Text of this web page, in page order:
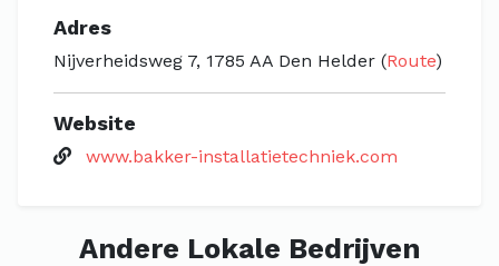
Adres
Nijverheidsweg 7, 1785 AA Den Helder (Route)
Website
www.bakker-installatietechniek.com
Andere Lokale Bedrijven